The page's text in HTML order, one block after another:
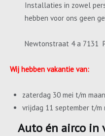
Installaties in zowel
hebben voor ons geen
Newtonstraat 4 a 7131
Wij hebben vakantie van:
zaterdag 30 mei t/m
vrijdag 11 september t/m
Auto én airco in